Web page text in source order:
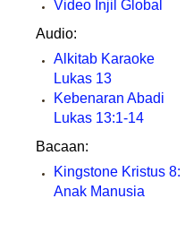
Video Injil Global
Audio:
Alkitab Karaoke
Lukas 13
Kebenaran Abadi
Lukas 13:1-14
Bacaan:
Kingstone Kristus 8:
Anak Manusia